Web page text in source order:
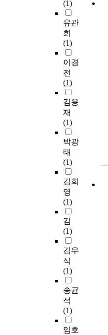
(1)
유관
희
(1)
이경
전
(1)
김용
재
(1)
박광
태
(1)
김희
영
(1)
김
(1)
김우
식
(1)
송균
석
(1)
임호